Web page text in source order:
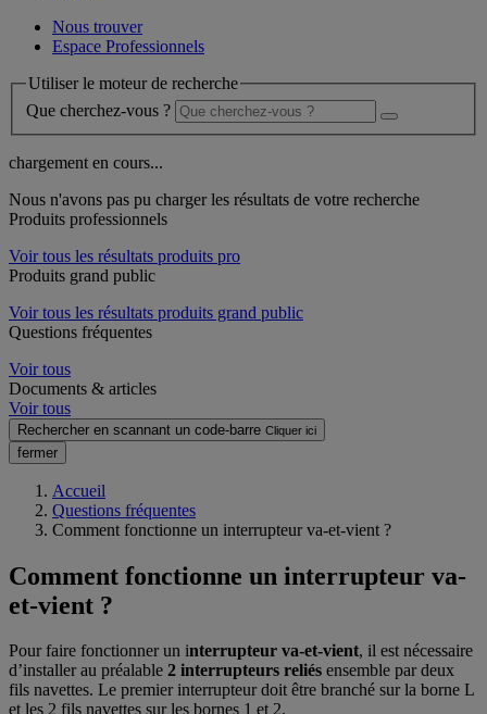
Nous trouver
Espace Professionnels
Utiliser le moteur de recherche
Que cherchez-vous ?
chargement en cours...
Nous n'avons pas pu charger les résultats de votre recherche
Produits professionnels
Voir tous les résultats produits pro
Produits grand public
Voir tous les résultats produits grand public
Questions fréquentes
Voir tous
Documents & articles
Voir tous
Rechercher en scannant un code-barre Cliquer ici
fermer
Accueil
Questions fréquentes
Comment fonctionne un interrupteur va-et-vient ?
Comment fonctionne un interrupteur va-
et-vient ?
Pour faire fonctionner un interrupteur va-et-vient, il est nécessaire
d’installer au préalable 2 interrupteurs reliés ensemble par deux
fils navettes. Le premier interrupteur doit être branché sur la borne L
et les 2 fils navettes sur les bornes 1 et 2.